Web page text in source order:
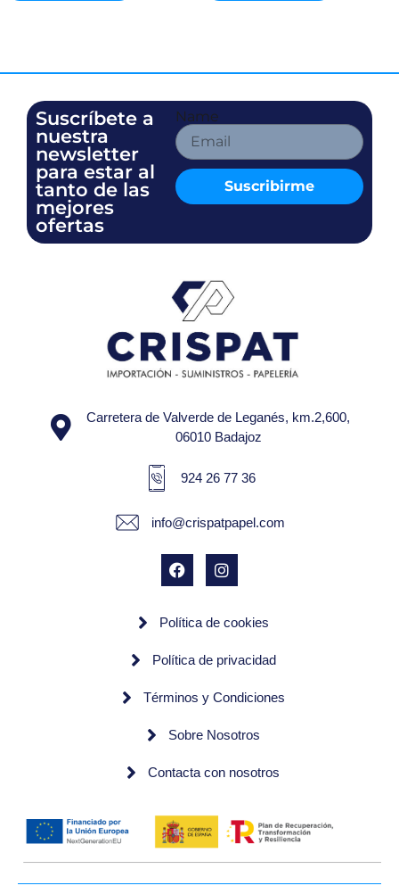
Name
Suscribirme
Suscríbete a
nuestra
newsletter
para estar al
tanto de las
mejores
ofertas
Carretera de Valverde de Leganés, km.2,600,
06010 Badajoz
924 26 77 36
info@crispatpapel.com
Política de cookies
Política de privacidad
Términos y Condiciones
Sobre Nosotros
Contacta con nosotros